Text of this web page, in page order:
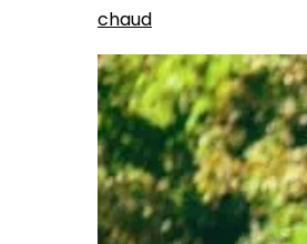
chaud